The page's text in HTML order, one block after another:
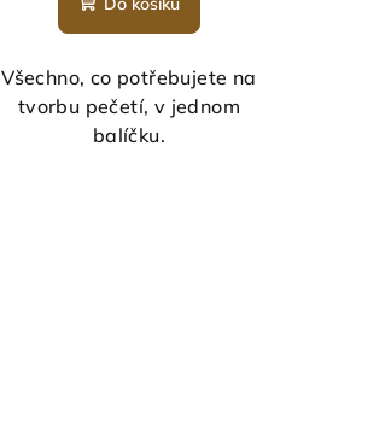
Všechno, co potřebujete na
tvorbu pečetí, v jednom
balíčku.